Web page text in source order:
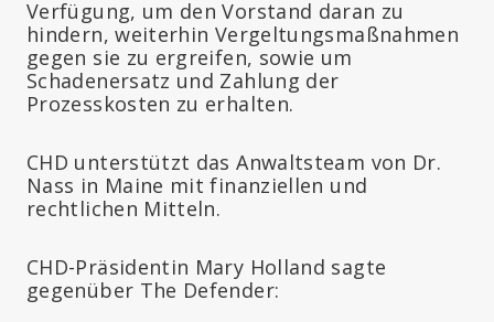
Verfügung, um den Vorstand daran zu
hindern, weiterhin Vergeltungsmaßnahmen
gegen sie zu ergreifen, sowie um
Schadenersatz und Zahlung der
Prozesskosten zu erhalten.
CHD unterstützt das Anwaltsteam von Dr.
Nass in Maine mit finanziellen und
rechtlichen Mitteln.
CHD-Präsidentin Mary Holland sagte
gegenüber The Defender: